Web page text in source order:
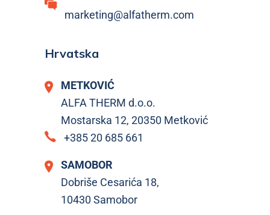
marketing@alfatherm.com
Hrvatska
METKOVIĆ
ALFA THERM d.o.o.
Mostarska 12, 20350 Metković
+385 20 685 661
SAMOBOR
Dobriše Cesarića 18,
10430 Samobor